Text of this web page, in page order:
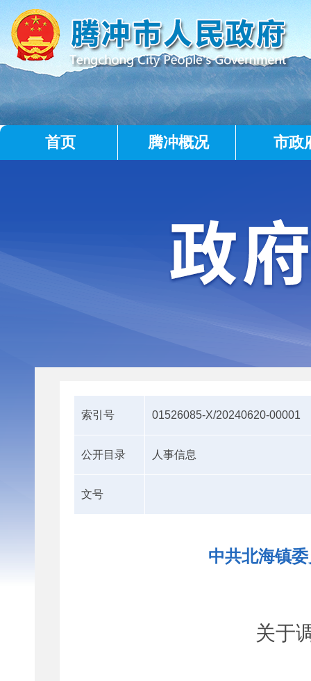
首页 腾冲概况 市政
索引号 01526085-X/20240620-00001
公开目录 人事信息
文号
中共北海镇
关于